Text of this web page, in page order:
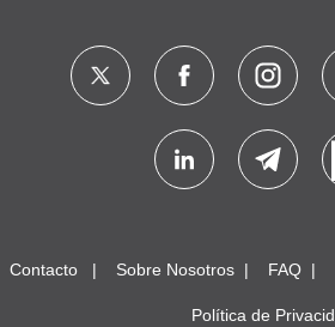
Contacto Sobre Nosotros FAQ
Política de